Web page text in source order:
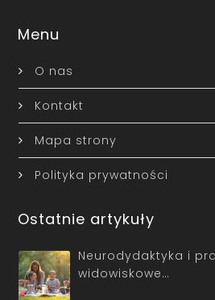
Menu
O nas
Kontakt
Mapa strony
Polityka prywatności
Ostatnie artykuły
Neurodydaktyka i
widowiskowe…